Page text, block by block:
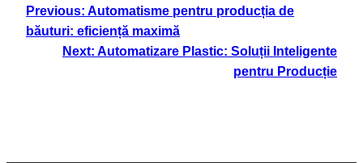
Previous: Automatisme pentru producția de
băuturi: eficiență maximă
Next: Automatizare Plastic: Soluții Inteligente
pentru Producție